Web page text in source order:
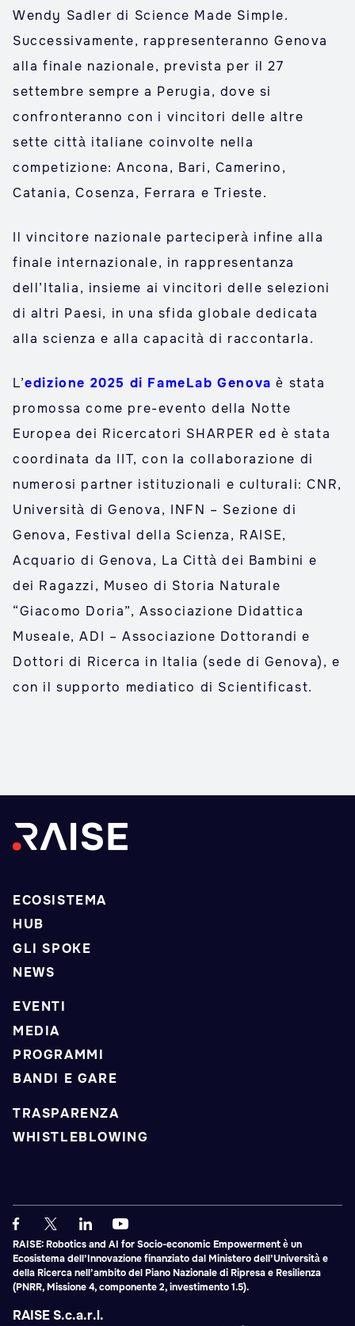
Wendy Sadler di Science Made Simple.
Successivamente, rappresenteranno Genova
alla finale nazionale, prevista per il 27
settembre sempre a Perugia, dove si
confronteranno con i vincitori delle altre
sette città italiane coinvolte nella
competizione: Ancona, Bari, Camerino,
Catania, Cosenza, Ferrara e Trieste.
Il vincitore nazionale parteciperà infine alla
finale internazionale, in rappresentanza
dell’Italia, insieme ai vincitori delle selezioni
di altri Paesi, in una sfida globale dedicata
alla scienza e alla capacità di raccontarla.
L’edizione 2025 di FameLab Genova è stata
promossa come pre-evento della Notte
Europea dei Ricercatori SHARPER ed è stata
coordinata da IIT, con la collaborazione di
numerosi partner istituzionali e culturali: CNR,
Università di Genova, INFN – Sezione di
Genova, Festival della Scienza, RAISE,
Acquario di Genova, La Città dei Bambini e
dei Ragazzi, Museo di Storia Naturale
“Giacomo Doria”, Associazione Didattica
Museale, ADI – Associazione Dottorandi e
Dottori di Ricerca in Italia (sede di Genova), e
con il supporto mediatico di Scientificast.
ECOSISTEMA
HUB
GLI SPOKE
NEWS
EVENTI
MEDIA
PROGRAMMI
BANDI E GARE
TRASPARENZA
WHISTLEBLOWING
RAISE: Robotics and AI for Socio-economic Empowerment è un
Ecosistema dell’Innovazione finanziato dal Ministero dell’Università e
della Ricerca nell’ambito del Piano Nazionale di Ripresa e Resilienza
(PNRR, Missione 4, componente 2, investimento 1.5).
RAISE S.c.a.r.l.